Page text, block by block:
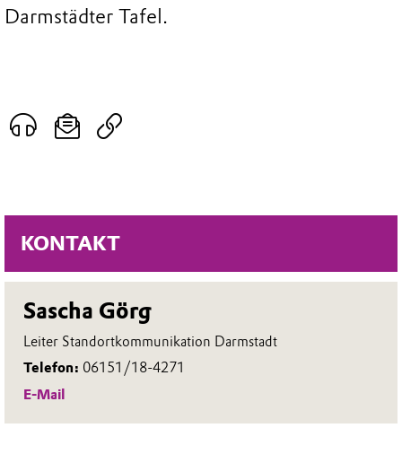
KONTAKT
Sascha Görg
Leiter Standortkommunikation Darmstadt
Telefon: 06151/18-4271
E-Mail
Darmstädter Tafel.